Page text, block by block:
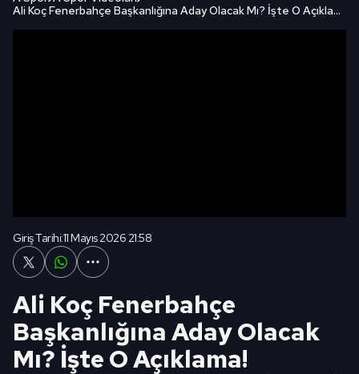
Ali Koç Fenerbahçe Başkanlığına Aday Olacak Mı? İşte O Açıklama!
Giriş Tarihi:11 Mayıs 2026 21:58
Ali Koç Fenerbahçe
Başkanlığına Aday Olacak
Mı? İşte O Açıklama!